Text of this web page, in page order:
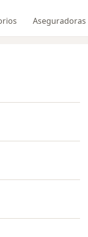
Aseguradoras